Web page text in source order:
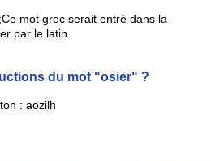
mot grec serait entré dans la
par le latin
du mot "osier" ?
: aozilh